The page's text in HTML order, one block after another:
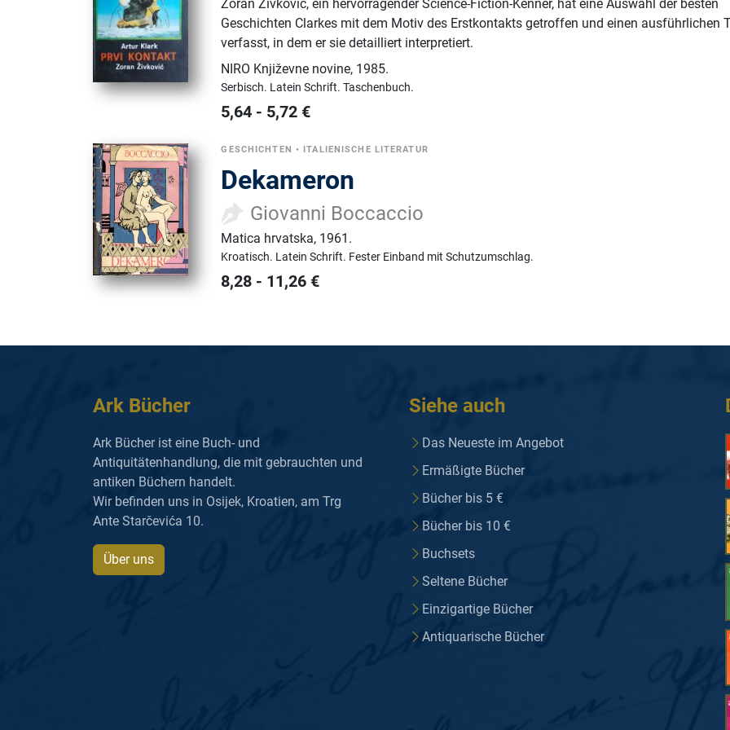
Zoran Živković, ein hervorragender Science-Fiction-Kenner, hat eine Auswahl der besten
Geschichten Clarkes mit dem Motiv des Erstkontakts getroffen und einen ausführlichen
verfasst, in dem er sie detailliert interpretiert.
NIRO Književne novine, 1985.
Serbisch. Latein Schrift.Taschenbuch.
5,64 - 5,72 €
GESCHICHTEN • ITALIENISCHE LITERATUR
Dekameron
Giovanni Boccaccio
Matica hrvatska, 1961.
Kroatisch. Latein Schrift. Fester Einband mit Schutzumschlag.
8,28 - 11,26 €
Ark Bücher
Ark Bücher ist eine Buch- und
Antiquitätenhandlung, die mit gebrauchten und
antiken Büchern handelt.
Wir befinden uns in Osijek, Kroatien, am Trg
Ante Starčevića 10.
Über uns
Siehe auch
Das Neueste im Angebot
Ermäßigte Bücher
Bücher bis 5 €
Bücher bis 10 €
Buchsets
Seltene Bücher
Einzigartige Bücher
Antiquarische Bücher